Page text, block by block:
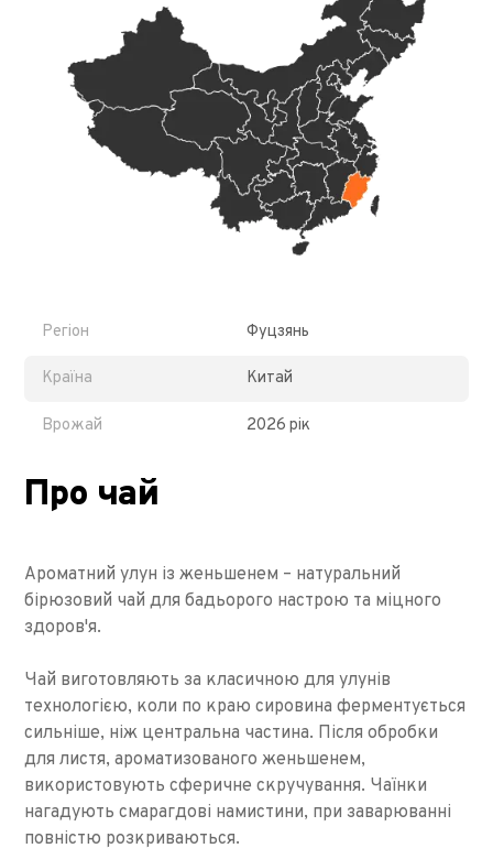
Регіон Фуцзянь
Країна Китай
Врожай 2026 рік
Про чай
Ароматний улун із женьшенем – натуральний
бірюзовий чай для бадьорого настрою та міцного
здоров'я.
Чай виготовляють за класичною для улунів
технологією, коли по краю сировина ферментується
сильніше, ніж центральна частина. Після обробки
для листя, ароматизованого женьшенем,
використовують сферичне скручування. Чаїнки
нагадують смарагдові намистини, при заварюванні
повністю розкриваються.